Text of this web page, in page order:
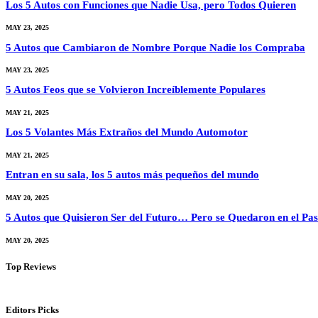
Los 5 Autos con Funciones que Nadie Usa, pero Todos Quieren
MAY 23, 2025
5 Autos que Cambiaron de Nombre Porque Nadie los Compraba
MAY 23, 2025
5 Autos Feos que se Volvieron Increíblemente Populares
MAY 21, 2025
Los 5 Volantes Más Extraños del Mundo Automotor
MAY 21, 2025
Entran en su sala, los 5 autos más pequeños del mundo
MAY 20, 2025
5 Autos que Quisieron Ser del Futuro… Pero se Quedaron en el
MAY 20, 2025
Top Reviews
Editors Picks